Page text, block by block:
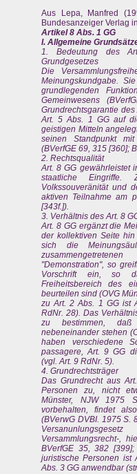
Aus Lepa, Manfred
Bundesanzeiger Verlag
Artikel 8 Abs. 1 GG
I. Allgemeine
1. Bedeutung des
Grundgesetzes
Die
Meinungskundgabe.
grundlegenden
Gemeinwesens
Grundrechtsgarantie
Art. 5 Abs. 1 GG auf
geistigen Mitteln
seinen Standpunkt
(BVerfGE 69, 315 [360];
2. Rechtsqualität
Art. 8 GG gewährleistet
staatliche
Volkssouveränität und
aktiven Teilnahme am
[343f.]).
3. Verhältnis des Art. 8
Art. 8 GG ergänzt die
der kollektiven Seite
sich die
"Demonstration", so
Vorschrift ein, so
Freiheitsbereich des
beurteilen sind (OVG
zu Art. 2 Abs. 1 GG ist
RdNr. 28). Das
zu bestimmen, daß
nebeneinander stehen
haben verschiedene
passagere, Art. 9 GG
(vgl. Art. 9 RdNr. 5).
4. Grundrechtsträger
Das Grundrecht aus
Personen zu, nicht
Münster, NJW 1975
vorbehalten, findet
(BVerwG DVBI. 1975 S.
Versammlungsrecht-,
BVerfGE 35, 382
juristische Personen ist
Abs. 3 GG anwendbar